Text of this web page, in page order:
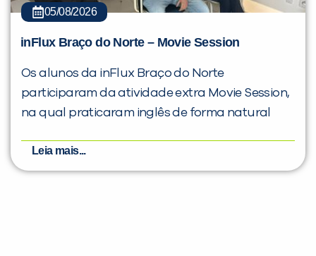
05/08/2026
inFlux Braço do Norte – Movie Session
Os alunos da inFlux Braço do Norte
participaram da atividade extra Movie Session,
na qual praticaram inglês de forma natural
Leia mais...